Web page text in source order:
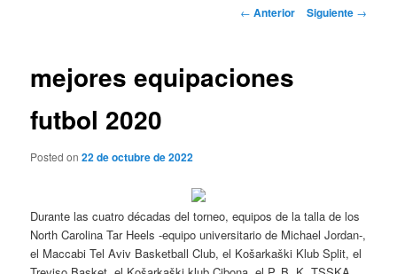
Navegación
← Anterior Siguiente →
mejores equipaciones
futbol 2020
Posted on22 de octubre de 2022
Durante las cuatro décadas del torneo, equipos de la talla de los
North Carolina Tar Heels -equipo universitario de Michael Jordan-,
el Maccabi Tel Aviv Basketball Club, el Košarkaški Klub Split, el